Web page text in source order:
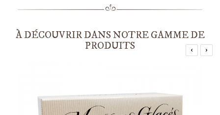
À DÉCOUVRIR DANS NOTRE GAMME DE
PRODUITS
‹ ›